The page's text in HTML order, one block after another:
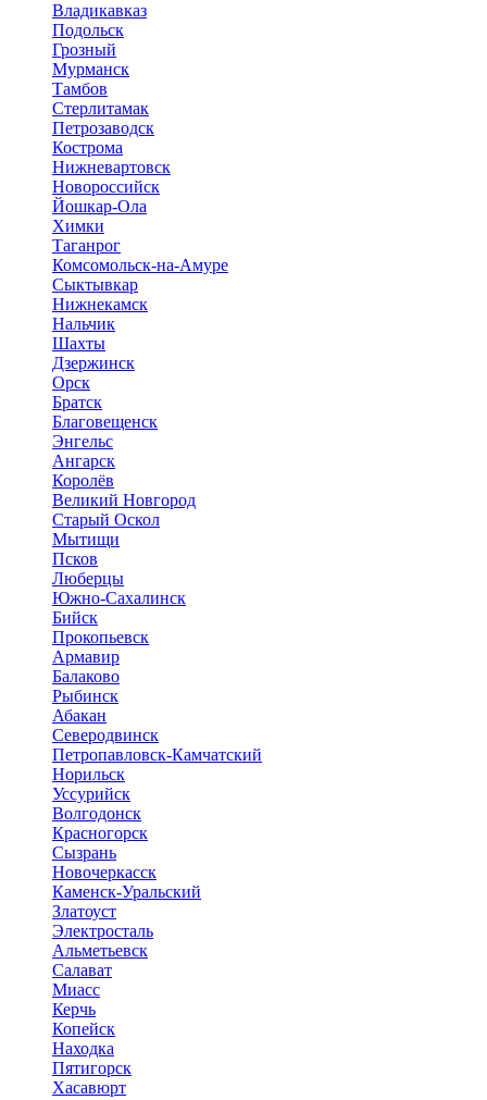
Владикавказ
Подольск
Грозный
Мурманск
Тамбов
Стерлитамак
Петрозаводск
Кострома
Нижневартовск
Новороссийск
Йошкар-Ола
Химки
Таганрог
Комсомольск-на-Амуре
Сыктывкар
Нижнекамск
Нальчик
Шахты
Дзержинск
Орск
Братск
Благовещенск
Энгельс
Ангарск
Королёв
Великий Новгород
Старый Оскол
Мытищи
Псков
Люберцы
Южно-Сахалинск
Бийск
Прокопьевск
Армавир
Балаково
Рыбинск
Абакан
Северодвинск
Петропавловск-Камчатский
Норильск
Уссурийск
Волгодонск
Красногорск
Сызрань
Новочеркасск
Каменск-Уральский
Златоуст
Электросталь
Альметьевск
Салават
Миасс
Керчь
Копейск
Находка
Пятигорск
Хасавюрт